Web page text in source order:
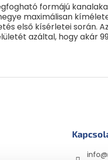
formájú
maximálisan
első kísérletei során.
azáltal, hogy akár
info@